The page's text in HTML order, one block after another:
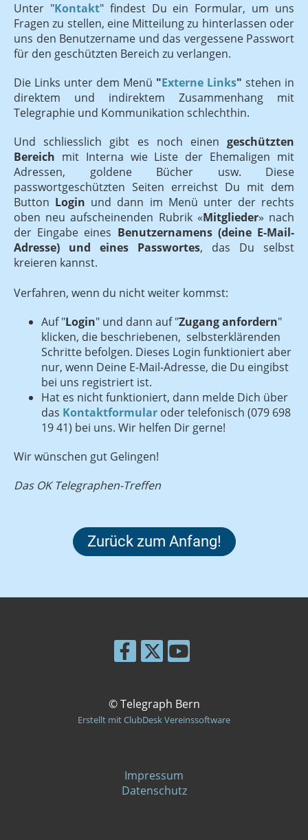
Unter "Kontakt" findest Du ein Formular, um uns
Fragen zu stellen, eine Mitteilung zu hinterlassen oder
uns den Benutzername und das vergessene Passwort
für den geschützten Bereich zu verlangen.
Die Links unter dem Menü "Externe Links" stehen in
direktem und indirektem Zusammenhang mit
Telegraphie und Kommunikation schlechthin.
Und schliesslich gibt es noch einen geschützten
Bereich mit Interna wie Liste der Ehemaligen mit
Adressen, goldene Bücher usw. Diese
passwortgeschützten Seiten erreichst Du mit dem
Button Login und dann im Menü unter der rechts
oben neu aufscheinenden Rubrik «Mitglieder» nach
der Eingabe eines Benutzernamens (deine E-Mail-
Adresse) und eines Passwortes, das Du selbst
kreieren kannst.
Verfahren, wenn du nicht weiter kommst:
Auf "Login" und dann auf "Zugang anfordern"
klicken, die beschriebenen, selbsterklärenden
Schritte befolgen. Dieses Login funktioniert aber
nur, wenn Deine E-Mail-Adresse, die Du eingibst
bei uns registriert ist.
Hat es nicht funktioniert, dann melde Dich über
das Kontaktformular oder telefonisch (079 698
19 41) bei uns. Wir helfen Dir gerne!
Wir wünschen gut Gelingen!
Das OK Telegraphen-Treffen
Zurück zum Anfang!
© Telegraph Bern
Erstellt mit ClubDesk Vereinssoftware
Impressum
Datenschutz